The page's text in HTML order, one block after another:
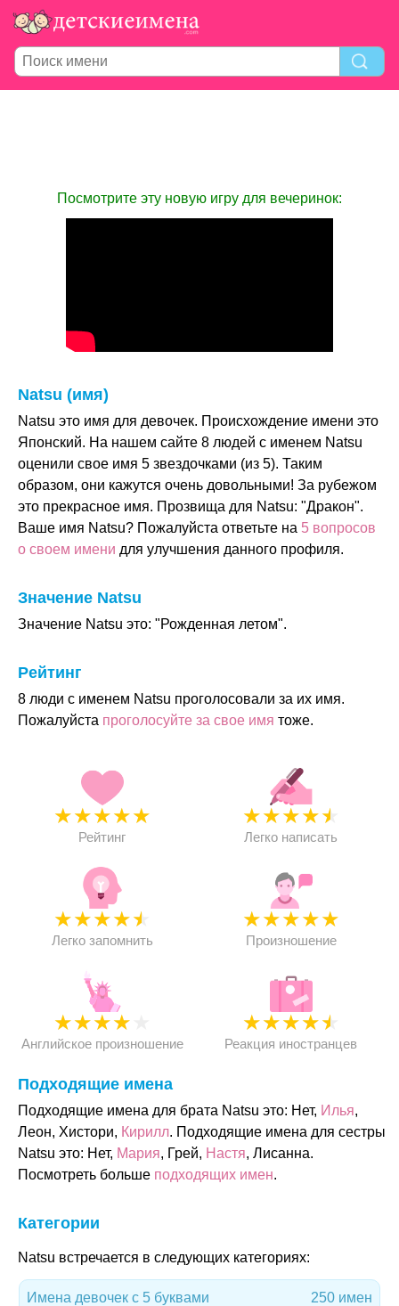
Посмотрите эту новую игру для вечеринок:
Natsu (имя)
Natsu это имя для девочек. Происхождение имени это
Японский. На нашем сайте 8 людей с именем Natsu
оценили свое имя 5 звездочками (из 5). Таким
образом, они кажутся очень довольными! За рубежом
это прекрасное имя. Прозвища для Natsu: "Дракон".
Ваше имя Natsu? Пожалуйста ответьте на 5 вопросов
о своем имени для улучшения данного профиля.
Значение Natsu
Значение Natsu это: "Рожденная летом".
Рейтинг
8 люди с именем Natsu проголосовали за их имя.
Пожалуйста проголосуйте за свое имя тоже.
★★★★★
Рейтинг
★★★★★
Легко написать
★★★★★
Легко запомнить
★★★★★
Произношение
★★★★
Английское произношение
★★★★★
Реакция иностранцев
Подходящие имена
Подходящие имена для брата Natsu это: Нет, Илья,
Леон, Хистори, Кирилл. Подходящие имена для сестры
Natsu это: Нет, Мария, Грей, Настя, Лисанна.
Посмотреть больше подходящих имен.
Категории
Natsu встречается в следующих категориях:
Имена девочек с 5 буквами 250 имен